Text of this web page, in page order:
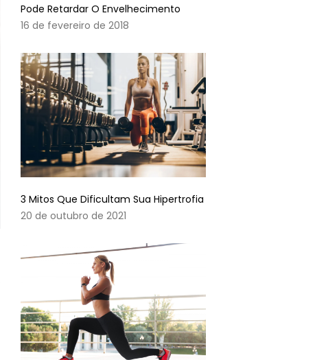
Pode Retardar O Envelhecimento
16 de fevereiro de 2018
3 Mitos Que Dificultam Sua Hipertrofia
20 de outubro de 2021